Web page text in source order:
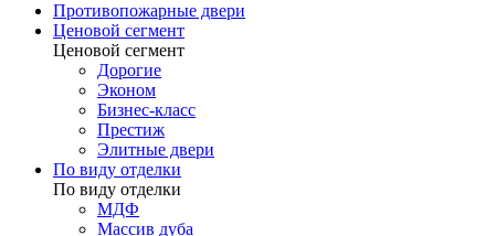
Противопожарные двери
Ценовой сегмент
Ценовой сегмент
Дорогие
Эконом
Бизнес-класс
Престиж
Элитные двери
По виду отделки
По виду отделки
МДФ
Массив дуба